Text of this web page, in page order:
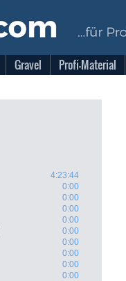
Gravel Profi-Material
4:23:44
0:00
0:00
0:00
0:00
0:00
0:00
0:00
0:00
0:00